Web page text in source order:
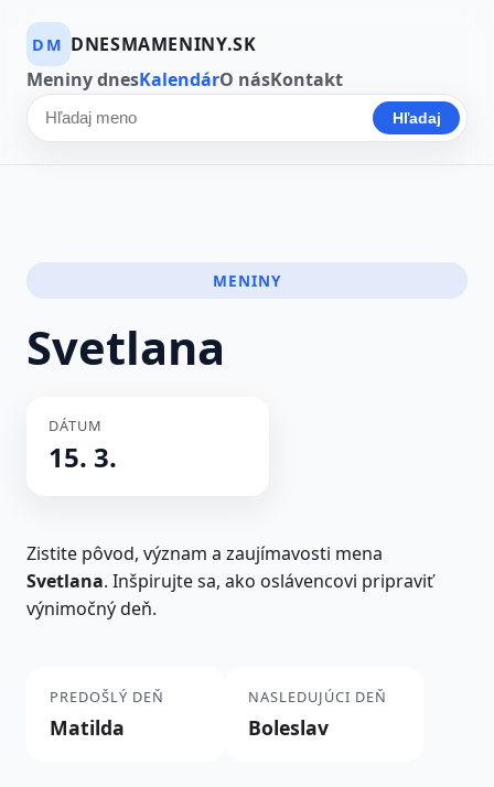
DM DNESMAMENINY.SK
Meniny dnesKalendárO násKontakt
Hľadať meno Hľadaj
MENINY
Svetlana
DÁTUM
15. 3.
Zistite pôvod, význam a zaujímavosti mena
Svetlana. Inšpirujte sa, ako oslávencovi pripraviť
výnimočný deň.
PREDOŠLÝ DEŇ
Matilda
NASLEDUJÚCI DEŇ
Boleslav